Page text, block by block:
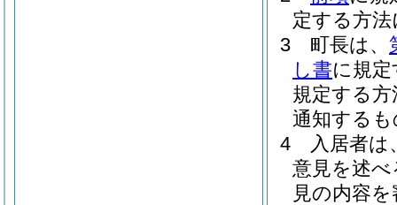
定する方
3
町長は、
し書に規
規定する
通知する
4
入居者は
意見を述
見の内容